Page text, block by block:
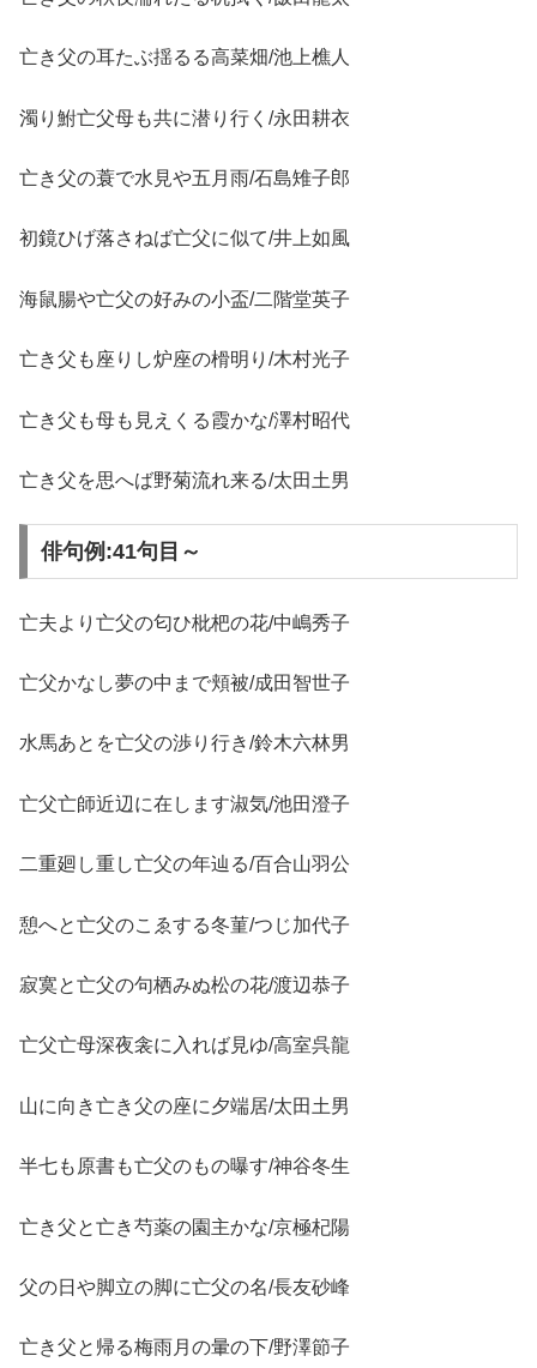
亡き父の耳たぶ揺るる高菜畑/池上樵人
濁り鮒亡父母も共に潜り行く/永田耕衣
亡き父の蓑で水見や五月雨/石島雉子郎
初鏡ひげ落さねば亡父に似て/井上如風
海鼠腸や亡父の好みの小盃/二階堂英子
亡き父も座りし炉座の榾明り/木村光子
亡き父も母も見えくる霞かな/澤村昭代
亡き父を思へば野菊流れ来る/太田土男
俳句例:41句目～
亡夫より亡父の匂ひ枇杷の花/中嶋秀子
亡父かなし夢の中まで頬被/成田智世子
水馬あとを亡父の渉り行き/鈴木六林男
亡父亡師近辺に在します淑気/池田澄子
二重廻し重し亡父の年辿る/百合山羽公
憩へと亡父のこゑする冬菫/つじ加代子
寂寞と亡父の句栖みぬ松の花/渡辺恭子
亡父亡母深夜衾に入れば見ゆ/高室呉龍
山に向き亡き父の座に夕端居/太田土男
半七も原書も亡父のもの曝す/神谷冬生
亡き父と亡き芍薬の園主かな/京極杞陽
父の日や脚立の脚に亡父の名/長友砂峰
亡き父と帰る梅雨月の暈の下/野澤節子